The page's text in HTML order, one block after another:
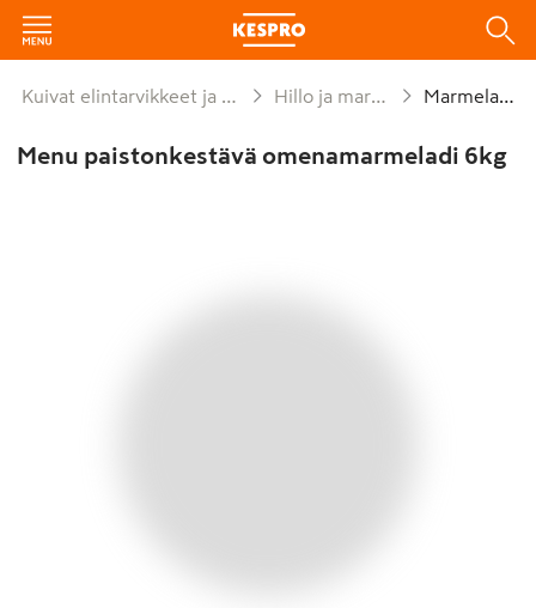
Kuivat elintarvikkeet ja säilykkeet Hillo ja marmeladi Marmeladit
Menu paistonkestävä omenamarmeladi 6kg